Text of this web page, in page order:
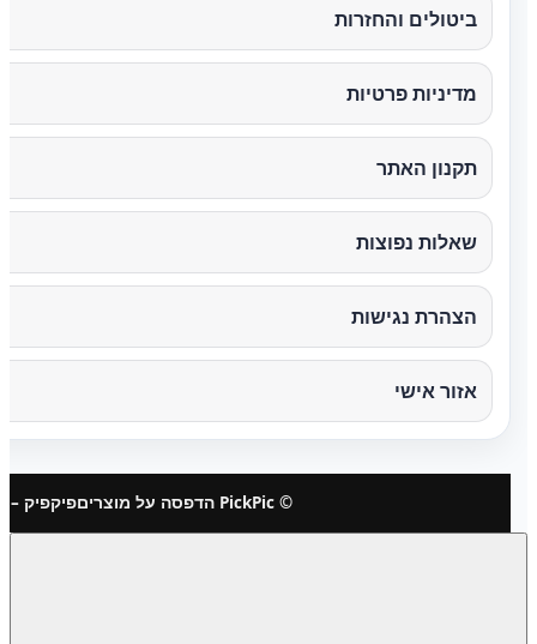
ביטולים והחזרות
מדיניות פרטיות
תקנון האתר
שאלות נפוצות
הצהרת נגישות
אזור אישי
© PickPic הדפסה על מוצרים פיקפיק –